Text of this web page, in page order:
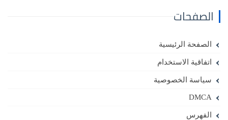
الصفحات
الصفحة الرئيسية
اتفاقية الاستخدام
سياسة الخصوصية
DMCA
الفهرس